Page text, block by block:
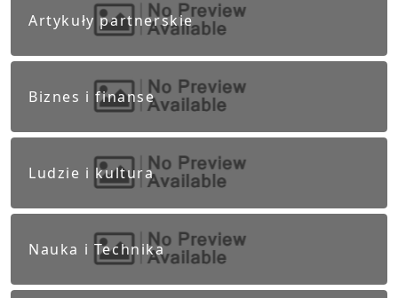
Artykuły partnerskie
Biznes i finanse
Ludzie i kultura
Nauka i Technika